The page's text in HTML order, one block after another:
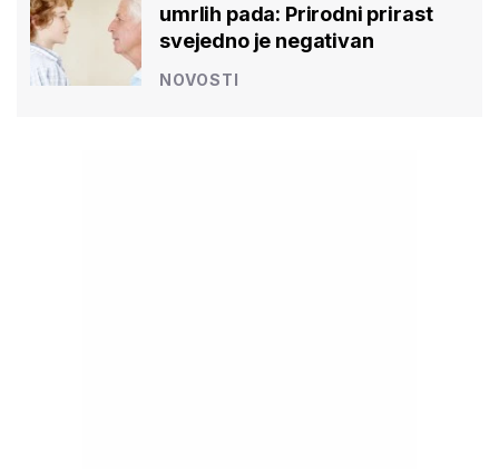
umrlih pada: Prirodni prirast
svejedno je negativan
NOVOSTI